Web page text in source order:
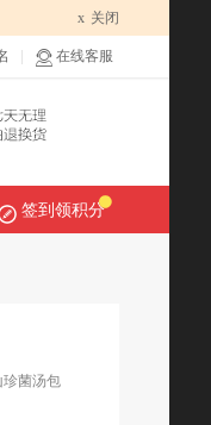
x 关闭
在线客服
签到领积分
珍菌汤包